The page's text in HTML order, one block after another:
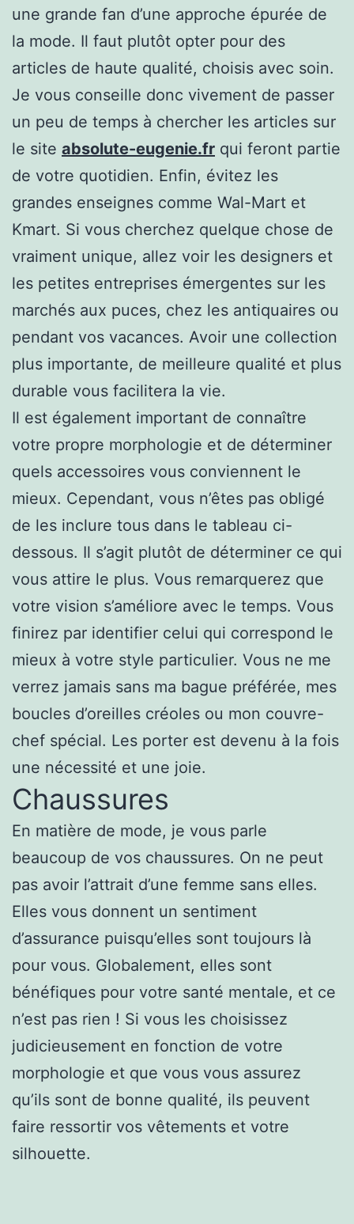
une grande fan d’une approche épurée de
la mode. Il faut plutôt opter pour des
articles de haute qualité, choisis avec soin.
Je vous conseille donc vivement de passer
un peu de temps à chercher les articles sur
le site absolute-eugenie.fr qui feront partie
de votre quotidien. Enfin, évitez les
grandes enseignes comme Wal-Mart et
Kmart. Si vous cherchez quelque chose de
vraiment unique, allez voir les designers et
les petites entreprises émergentes sur les
marchés aux puces, chez les antiquaires ou
pendant vos vacances. Avoir une collection
plus importante, de meilleure qualité et plus
durable vous facilitera la vie.
Il est également important de connaître
votre propre morphologie et de déterminer
quels accessoires vous conviennent le
mieux. Cependant, vous n’êtes pas obligé
de les inclure tous dans le tableau ci-
dessous. Il s’agit plutôt de déterminer ce qui
vous attire le plus. Vous remarquerez que
votre vision s’améliore avec le temps. Vous
finirez par identifier celui qui correspond le
mieux à votre style particulier. Vous ne me
verrez jamais sans ma bague préférée, mes
boucles d’oreilles créoles ou mon couvre-
chef spécial. Les porter est devenu à la fois
une nécessité et une joie.
Chaussures
En matière de mode, je vous parle
beaucoup de vos chaussures. On ne peut
pas avoir l’attrait d’une femme sans elles.
Elles vous donnent un sentiment
d’assurance puisqu’elles sont toujours là
pour vous. Globalement, elles sont
bénéfiques pour votre santé mentale, et ce
n’est pas rien ! Si vous les choisissez
judicieusement en fonction de votre
morphologie et que vous vous assurez
qu’ils sont de bonne qualité, ils peuvent
faire ressortir vos vêtements et votre
silhouette.